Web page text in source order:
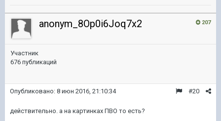
207
anonym_8Op0i6Joq7x2
Участник
676 публикаций
#20
Опубликовано: 8 июн 2016, 21:10:34
действительно. а на картинках ПВО то есть?